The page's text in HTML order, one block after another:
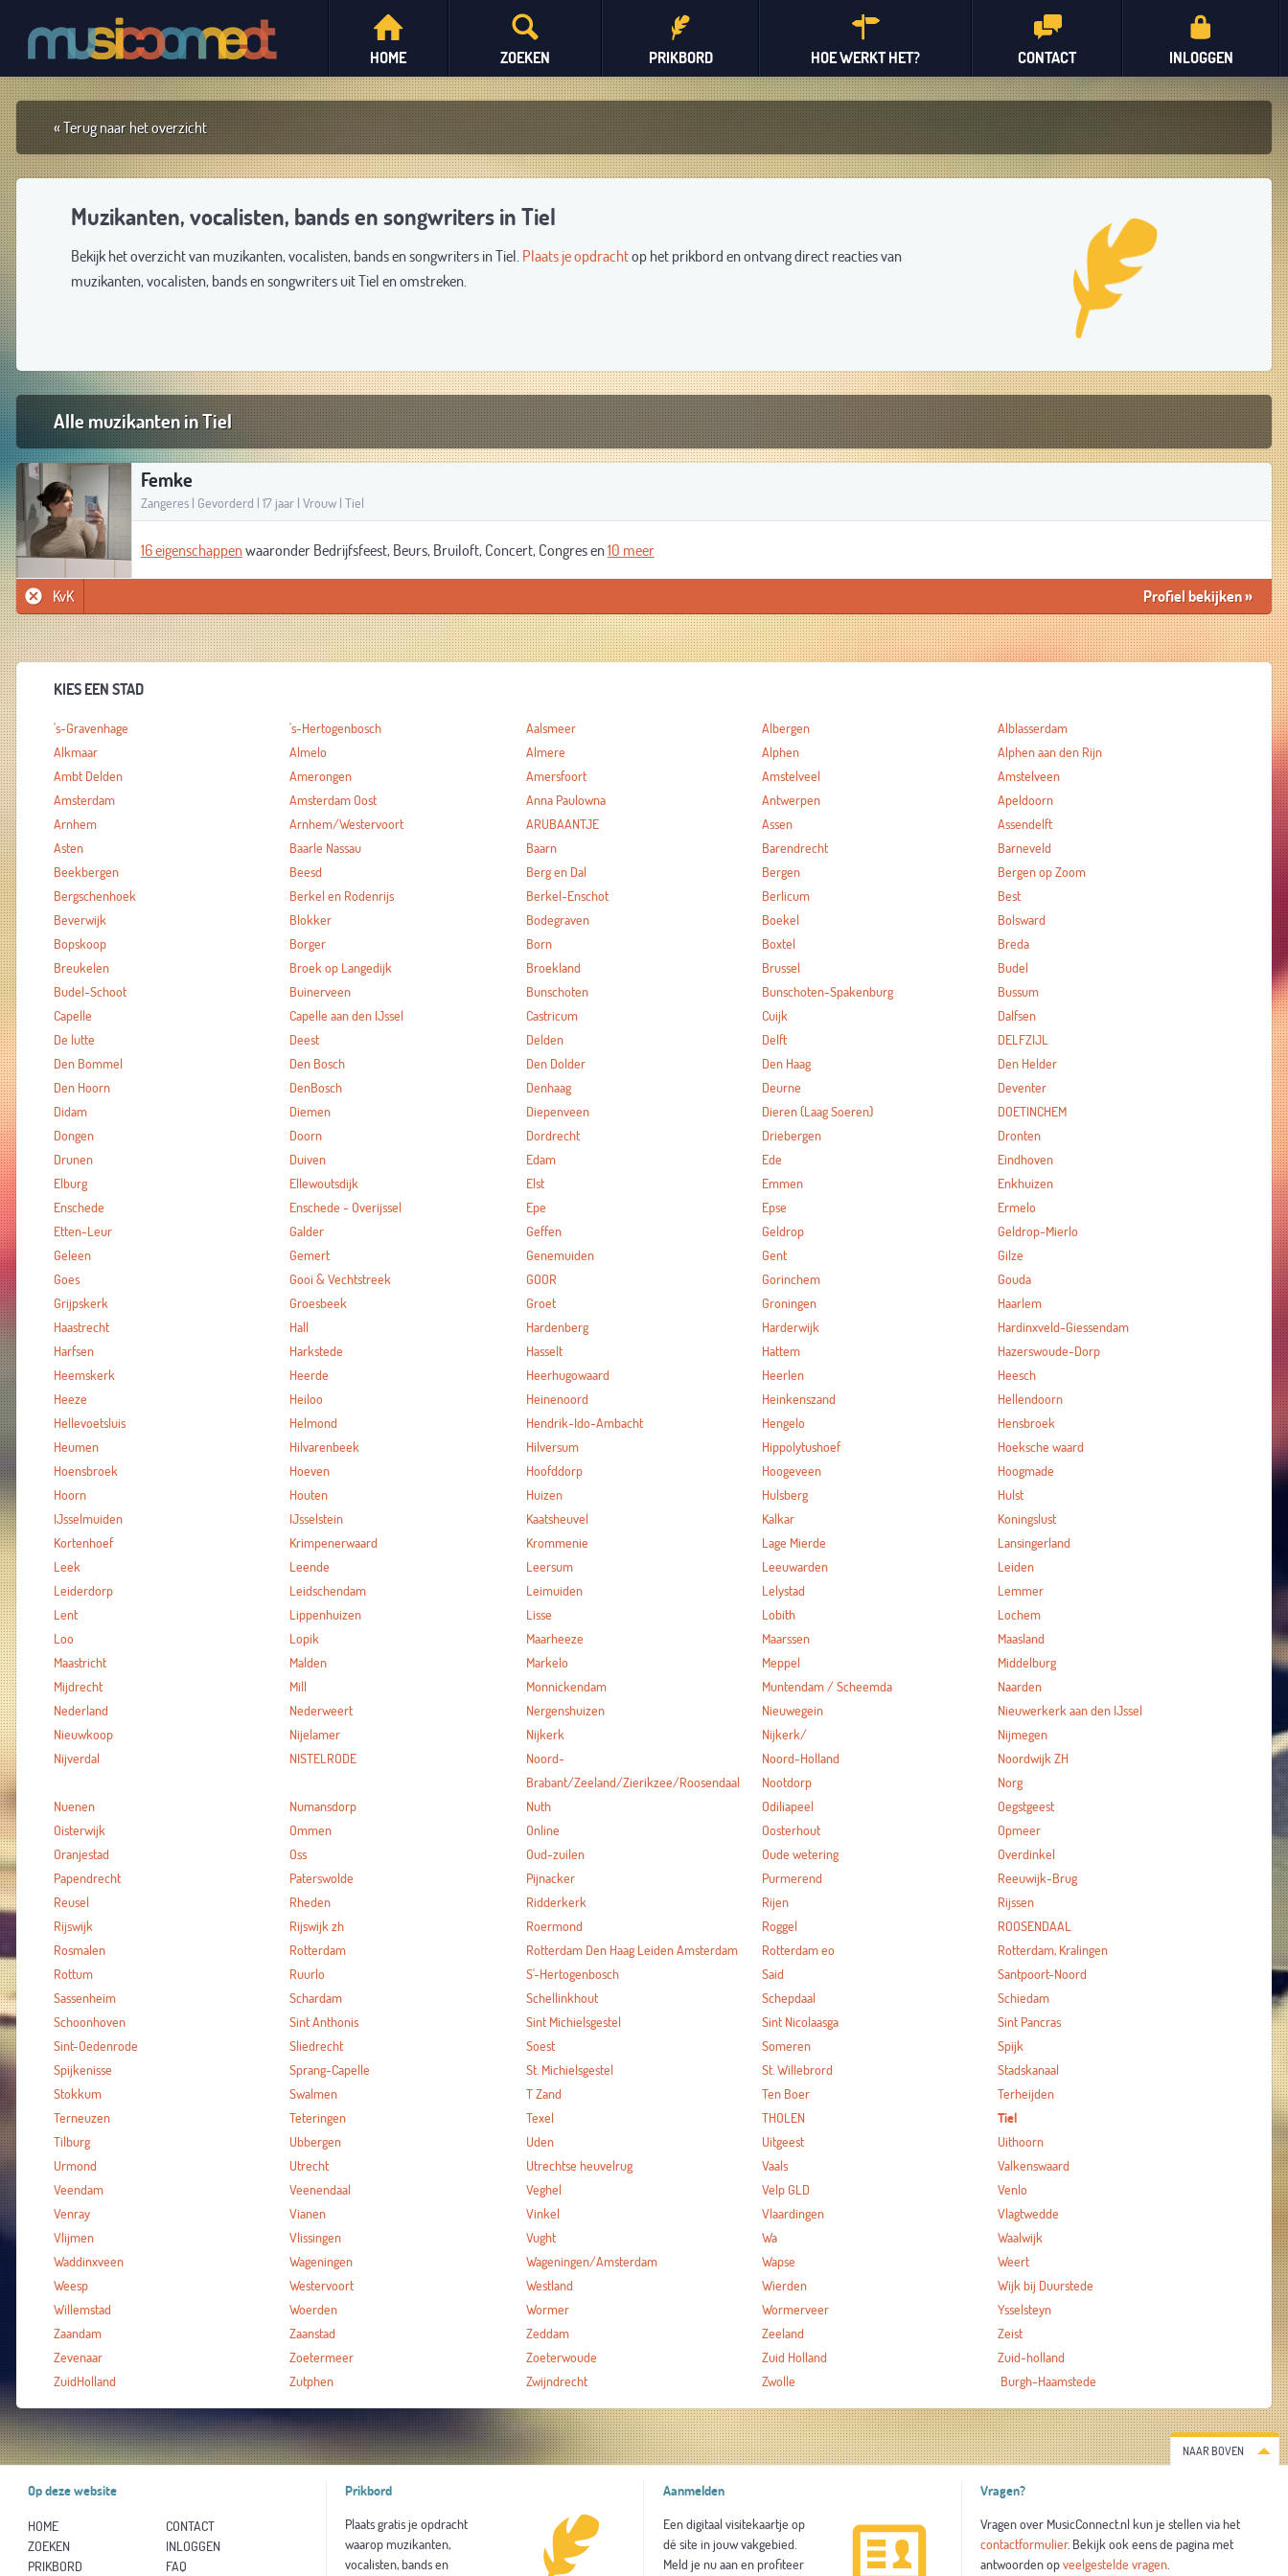
INLOGGEN
CONTACT
HOE WERKT HET?
PRIKBORD
ZOEKEN
HOME
« Terug naar het overzicht
Muzikanten, vocalisten, bands en songwriters in Tiel
Bekijk het overzicht van muzikanten, vocalisten, bands en songwriters in Tiel. Plaats je opdrachtop het prikbord en ontvang direct reacties van
muzikanten, vocalisten, bands en songwriters uit Tiel en omstreken.
Alle muzikanten in Tiel
Femke
Zangeres | Gevorderd | 17 jaar | Vrouw | Tiel
16 eigenschappenwaaronder Bedrijfsfeest, Beurs, Bruiloft, Concert, Congres en10 meer
KvK Profiel bekijken»
KIES EEN STAD
's-Gravenhage 's-Hertogenbosch Aalsmeer Albergen
Alblasserdam
Alkmaar
Almelo Almere Alphen
Alphen aan den Rijn
Ambt Delden
Amerongen Amersfoort Amstelveel
Amstelveen
Amsterdam
Amsterdam Oost Anna Paulowna Antwerpen
Apeldoorn
Arnhem
Arnhem/Westervoort ARUBAANTJE Assen
Assendelft
Asten
Baarle Nassau Baarn Barendrecht
Barneveld
Beekbergen
Beesd Berg en Dal Bergen
Bergen op Zoom
Bergschenhoek
Berkel en Rodenrijs Berkel-Enschot Berlicum
Best
Beverwijk
Blokker Bodegraven Boekel
Bolsward
Bopskoop
Borger Born Boxtel
Breda
Breukelen
Broek op Langedijk Broekland Brussel
Budel
Budel-Schoot
Buinerveen Bunschoten Bunschoten-Spakenburg
Bussum
Capelle
Capelle aan den IJssel Castricum Cuijk
Dalfsen
De lutte
Deest Delden Delft
DELFZIJL
Den Bommel
Den Bosch Den Dolder Den Haag
Den Helder
Den Hoorn
DenBosch Denhaag Deurne
Deventer
Didam
Diemen Diepenveen Dieren (Laag Soeren)
DOETINCHEM
Dongen
Doorn Dordrecht Driebergen
Dronten
Drunen
Duiven Edam Ede
Eindhoven
Elburg
Ellewoutsdijk Elst Emmen
Enkhuizen
Enschede
Enschede - Overijssel Epe Epse
Ermelo
Etten-Leur
Galder Geffen Geldrop
Geldrop-Mierlo
Geleen
Gemert Genemuiden Gent
Gilze
Goes
Gooi & Vechtstreek GOOR Gorinchem
Gouda
Grijpskerk
Groesbeek Groet Groningen
Haarlem
Haastrecht
Hall Hardenberg Harderwijk
Hardinxveld-Giessendam
Harfsen
Harkstede Hasselt Hattem
Hazerswoude-Dorp
Heemskerk
Heerde Heerhugowaard Heerlen
Heesch
Heeze
Heiloo Heinenoord Heinkenszand
Hellendoorn
Hellevoetsluis
Helmond Hendrik-Ido-Ambacht Hengelo
Hensbroek
Heumen
Hilvarenbeek Hilversum Hippolytushoef
Hoeksche waard
Hoensbroek
Hoeven Hoofddorp Hoogeveen
Hoogmade
Hoorn
Houten Huizen Hulsberg
Hulst
IJsselmuiden
IJsselstein Kaatsheuvel Kalkar
Koningslust
Kortenhoef
Krimpenerwaard Krommenie Lage Mierde
Lansingerland
Leek
Leende Leersum Leeuwarden
Leiden
Leiderdorp
Leidschendam Leimuiden Lelystad
Lemmer
Lent
Lippenhuizen Lisse Lobith
Lochem
Loo
Lopik Maarheeze Maarssen
Maasland
Maastricht
Malden Markelo Meppel
Middelburg
Mijdrecht
Mill Monnickendam Muntendam / Scheemda
Naarden
Nederland
Nederweert Nergenshuizen Nieuwegein
Nieuwerkerk aan den IJssel
Nieuwkoop
Nijelamer Nijkerk Nijkerk/
Nijmegen
Nijverdal
NISTELRODE
Noord-
Brabant/Zeeland/Zierikzee/Roosendaal
Noord-Holland
Noordwijk ZH
Nootdorp
Norg
Nuenen
Numansdorp Nuth Odiliapeel
Oegstgeest
Oisterwijk
Ommen Online Oosterhout
Opmeer
Oranjestad
Oss Oud-zuilen Oude wetering
Overdinkel
Papendrecht
Paterswolde Pijnacker Purmerend
Reeuwijk-Brug
Reusel
Rheden Ridderkerk Rijen
Rijssen
Rijswijk
Rijswijk zh Roermond Roggel
ROOSENDAAL
Rosmalen
Rotterdam Rotterdam Den Haag Leiden Amsterdam Rotterdam eo
Rotterdam, Kralingen
Rottum
Ruurlo S'-Hertogenbosch Said
Santpoort-Noord
Sassenheim
Schardam Schellinkhout Schepdaal
Schiedam
Schoonhoven
Sint Anthonis Sint Michielsgestel Sint Nicolaasga
Sint Pancras
Sint-Oedenrode
Sliedrecht Soest Someren
Spijk
Spijkenisse
Sprang-Capelle St. Michielsgestel St. Willebrord
Stadskanaal
Stokkum
Swalmen T Zand Ten Boer
Terheijden
Terneuzen
Teteringen Texel THOLEN
Tiel
Tilburg
Ubbergen Uden Uitgeest
Uithoorn
Urmond
Utrecht Utrechtse heuvelrug Vaals
Valkenswaard
Veendam
Veenendaal Veghel Velp GLD
Venlo
Venray
Vianen Vinkel Vlaardingen
Vlagtwedde
Vlijmen
Vlissingen Vught Wa
Waalwijk
Waddinxveen
Wageningen Wageningen/Amsterdam Wapse
Weert
Weesp
Westervoort Westland Wierden
Wijk bij Duurstede
Willemstad
Woerden Wormer Wormerveer
Ysselsteyn
Zaandam
Zaanstad Zeddam Zeeland
Zeist
Zevenaar
Zoetermeer Zoeterwoude Zuid Holland
Zuid-holland
ZuidHolland
Zutphen Zwijndrecht Zwolle Burgh-Haamstede
NAAR BOVEN
Op deze website
HOME
CONTACT
ZOEKEN
INLOGGEN
PRIKBORD
FAQ
Prikbord
Plaats gratis je opdracht
waarop muzikanten,
vocalisten, bands en
Aanmelden
Een digitaal visitekaartje op
dé site in jouw vakgebied.
Meld je nu aan en profiteer
Vragen?
Vragen over MusicConnect.nl kun je stellen via het
contactformulier. Bekijk ook eens de pagina met
antwoorden opveelgestelde vragen.